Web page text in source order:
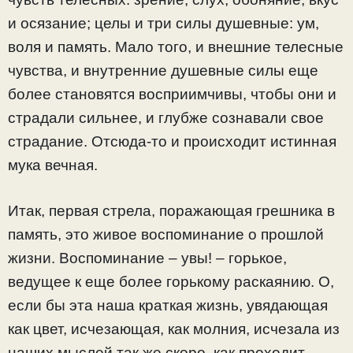
и осязание; целы и три силы душевные: ум,
воля и память. Мало того, и внешние телесные
чувства, и внутренние душевные силы еще
более становятся восприимчивы, чтобы они и
страдали сильнее, и глубже сознавали свое
страдание. Отсюда-то и происходит истинная
мука вечная.
Итак, первая стрела, поражающая грешника в
память, это живое воспоминание о прошлой
жизни. Воспоминание – увы! – горькое,
ведущее к еще более горькому раскаянию. О,
если бы эта наша краткая жизнь, увядающая
как цвет, исчезающая, как молния, исчезала из